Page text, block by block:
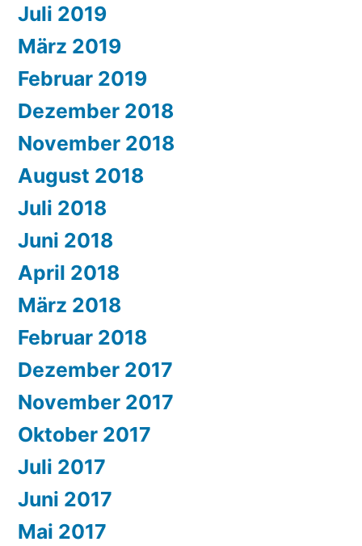
Juli 2019
März 2019
Februar 2019
Dezember 2018
November 2018
August 2018
Juli 2018
Juni 2018
April 2018
März 2018
Februar 2018
Dezember 2017
November 2017
Oktober 2017
Juli 2017
Juni 2017
Mai 2017